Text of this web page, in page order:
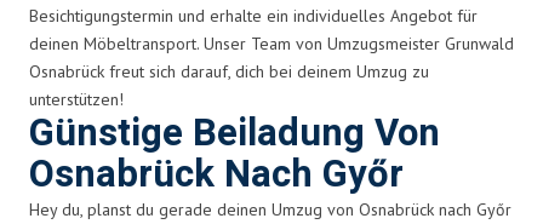
Besichtigungstermin und erhalte ein individuelles Angebot für
deinen Möbeltransport. Unser Team von Umzugsmeister Grunwald
Osnabrück freut sich darauf, dich bei deinem Umzug zu
unterstützen!
Günstige Beiladung Von
Osnabrück Nach Győr
Hey du, planst du gerade deinen Umzug von Osnabrück nach Győr